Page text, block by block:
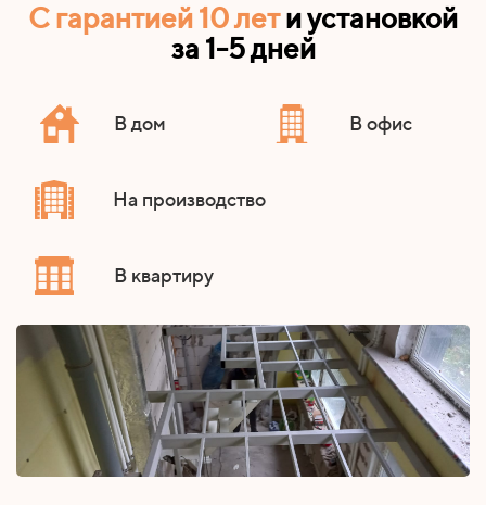
С гарантией 10 лети установкой
за 1-5 дней
В дом В офис
На производство
В квартиру